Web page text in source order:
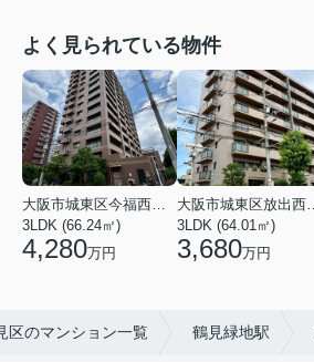
よく見られている物件
3LDK (66.24㎡)
4,280万円
3LDK (64.01㎡)
3,680万円
区のマンション一覧 鶴見緑地駅